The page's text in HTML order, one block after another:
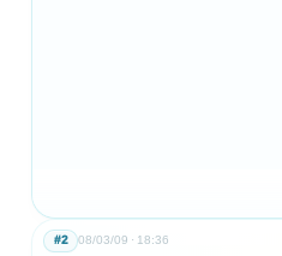
08/03/09 18:36
#2